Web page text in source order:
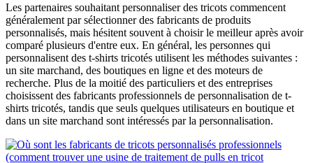
Les partenaires souhaitant personnaliser des tricots commencent
généralement par sélectionner des fabricants de produits
personnalisés, mais hésitent souvent à choisir le meilleur après avoir
comparé plusieurs d'entre eux. En général, les personnes qui
personnalisent des t-shirts tricotés utilisent les méthodes suivantes :
un site marchand, des boutiques en ligne et des moteurs de
recherche. Plus de la moitié des particuliers et des entreprises
choisissent des fabricants professionnels de personnalisation de t-
shirts tricotés, tandis que seuls quelques utilisateurs en boutique et
dans un site marchand sont intéressés par la personnalisation.